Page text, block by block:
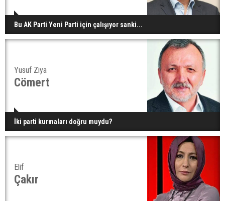
Bu AK Parti Yeni Parti için çalışıyor sanki...
Yusuf Ziya
Cömert
İki parti kurmaları doğru muydu?
Elif
Çakır